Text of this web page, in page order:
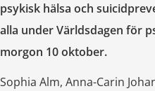
psykisk hälsa och
alla under Världsdagen för
morgon 10 oktober.
Sophia Alm, Anna-Carin